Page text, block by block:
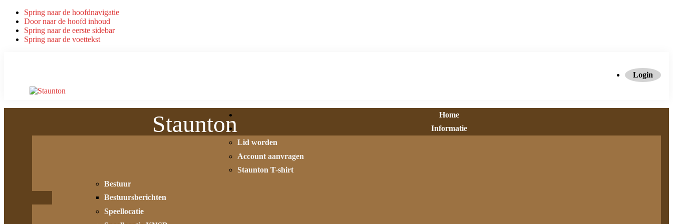
Spring naar de hoofdnavigatie
Door naar de hoofd inhoud
Spring naar de eerste sidebar
Spring naar de voettekst
Login
Staunton
Home
Informatie
Lid worden
Account aanvragen
Staunton T-shirt
Bestuur
Bestuursberichten
Speellocatie